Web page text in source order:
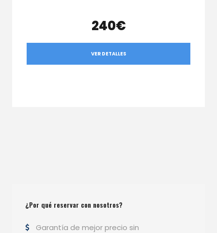
240€
VER DETALLES
¿Por qué reservar con nosotros?
Garantía de mejor precio sin